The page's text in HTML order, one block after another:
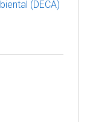
(DECA)